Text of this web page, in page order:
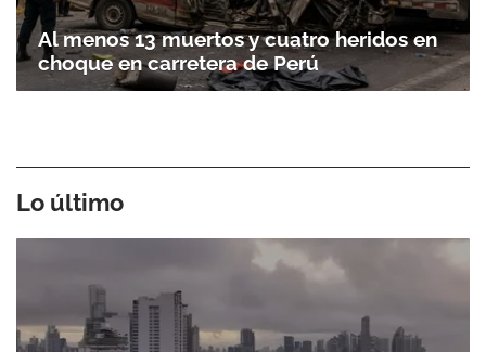
Al menos 13 muertos y cuatro heridos en
choque en carretera de Perú
Lo último